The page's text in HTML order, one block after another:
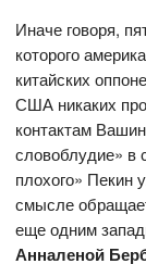
Иначе говоря,
которого
китайских
США никаких
контактам
словоблудие» в
плохого» Пекин
смысле
еще одним
Анналеной